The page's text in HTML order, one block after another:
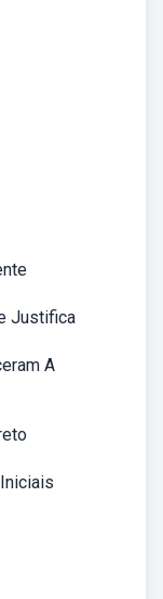
Justifica
A